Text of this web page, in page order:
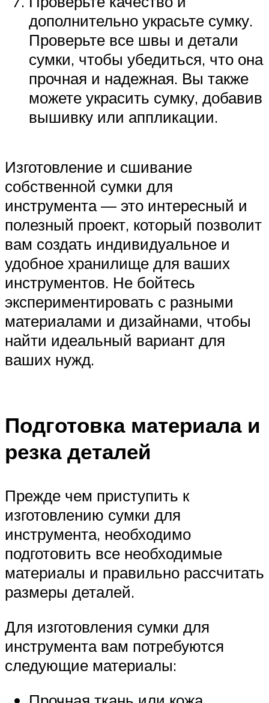
дополнительно украсьте сумку.
Проверьте все швы и детали
сумки, чтобы убедиться, что она
прочная и надежная. Вы также
можете украсить сумку, добавив
вышивку или аппликации.
Изготовление и сшивание
собственной сумки для
инструмента — это интересный и
полезный проект, который позволит
вам создать индивидуальное и
удобное хранилище для ваших
инструментов. Не бойтесь
экспериментировать с разными
материалами и дизайнами, чтобы
найти идеальный вариант для
ваших нужд.
Подготовка материала и
резка деталей
Прежде чем приступить к
изготовлению сумки для
инструмента, необходимо
подготовить все необходимые
материалы и правильно рассчитать
размеры деталей.
Для изготовления сумки для
инструмента вам потребуются
следующие материалы: